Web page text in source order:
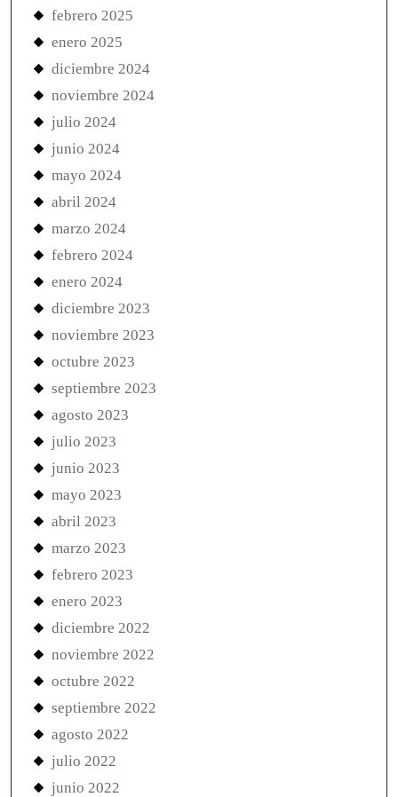
febrero 2025
enero 2025
diciembre 2024
noviembre 2024
julio 2024
junio 2024
mayo 2024
abril 2024
marzo 2024
febrero 2024
enero 2024
diciembre 2023
noviembre 2023
octubre 2023
septiembre 2023
agosto 2023
julio 2023
junio 2023
mayo 2023
abril 2023
marzo 2023
febrero 2023
enero 2023
diciembre 2022
noviembre 2022
octubre 2022
septiembre 2022
agosto 2022
julio 2022
junio 2022